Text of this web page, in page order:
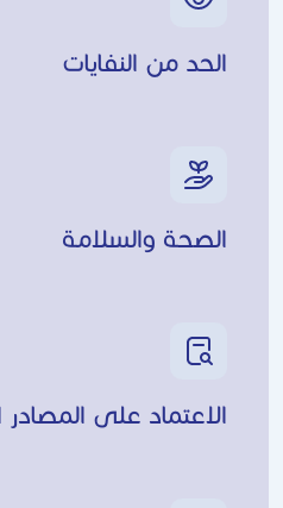
الحد من النفايات
الصحة والسلامة
الاعتماد على